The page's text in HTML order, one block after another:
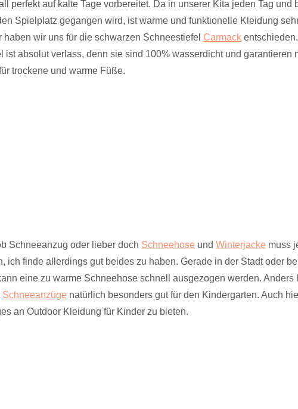
perfekt auf kalte Tage vorbereitet. Da in unserer Kita jeden Tag und
Spielplatz gegangen wird, ist warme und funktionelle Kleidung
haben wir uns für die schwarzen Schneestiefel Carmack
ist absolut verlass, denn sie sind 100% wasserdicht und garantieren
trockene und warme Füße.
Schneeanzug oder lieber doch Schneehose und Winterjacke muss
ich finde allerdings gut beides zu haben. Gerade in der Stadt oder
eine zu warme Schneehose schnell ausgezogen werden. Anders
Schneeanzüge natürlich besonders gut für den Kindergarten. Auch
an Outdoor Kleidung für Kinder zu bieten.